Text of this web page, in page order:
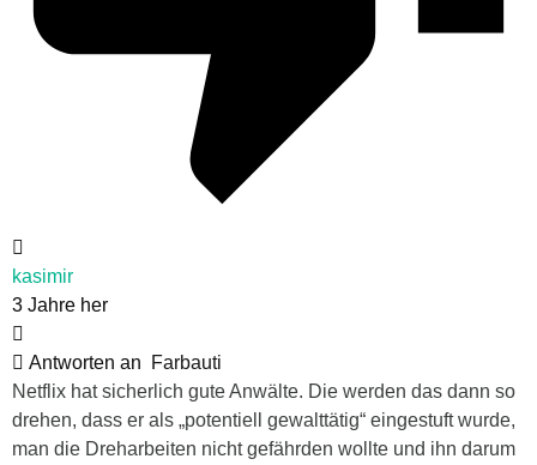
kasimir
3 Jahre her
Antworten an
Farbauti
Netflix hat sicherlich gute Anwälte. Die werden das dann so
drehen, dass er als „potentiell gewalttätig“ eingestuft wurde,
man die Dreharbeiten nicht gefährden wollte und ihn darum